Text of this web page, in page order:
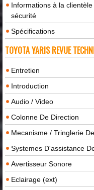
Informations à la
sécurité
Spécifications
TOYOTA YARIS REVUE
Entretien
Introduction
Audio / Video
Colonne De Direction
Mecanisme / Tringlerie
Systemes D'assistance
Avertisseur Sonore
Eclairage (ext)